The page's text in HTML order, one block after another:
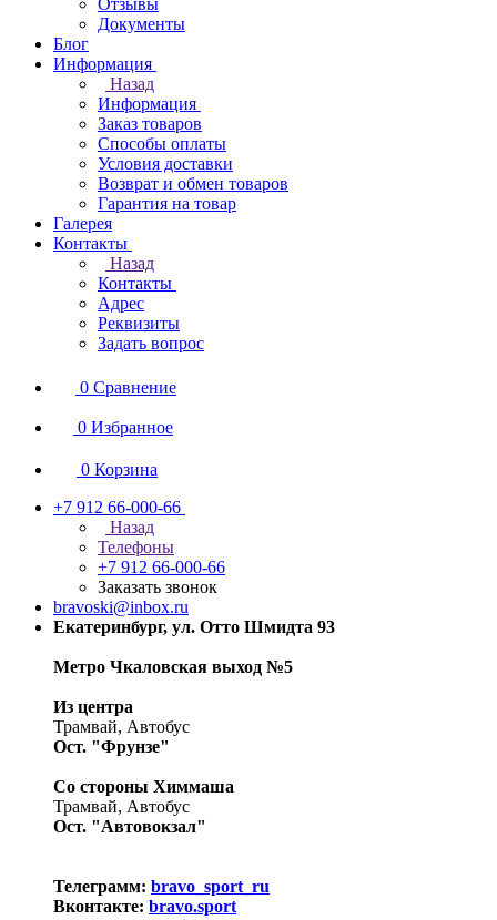
Отзывы
Документы
Блог
Информация
Назад
Информация
Заказ товаров
Способы оплаты
Условия доставки
Возврат и обмен товаров
Гарантия на товар
Галерея
Контакты
Назад
Контакты
Адрес
Реквизиты
Задать вопрос
0 Сравнение
0 Избранное
0 Корзина
+7 912 66-000-66
Назад
Телефоны
+7 912 66-000-66
Заказать звонок
bravoski@inbox.ru
Екатеринбург, ул. Отто Шмидта 93
Метро Чкаловская выход №5
Из центра
Трамвай, Автобус
Ост. "Фрунзе"
Со стороны Химмаша
Трамвай, Автобус
Ост. "Автовокзал"
Телеграмм: bravo_sport_ru
Вконтакте: bravo.sport